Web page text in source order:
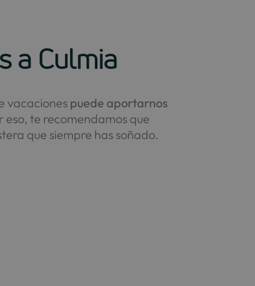
a Culmia
vacaciones puede aportarnos
eso, te recomendamos que
que siempre has soñado.